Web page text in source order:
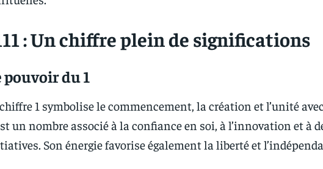
: Un chiffre plein de significations
pouvoir du 1
1 symbolise le commencement, la création et l’unité
un nombre associé à la confiance en soi, à l’innovation et à
Son énergie favorise également la liberté et